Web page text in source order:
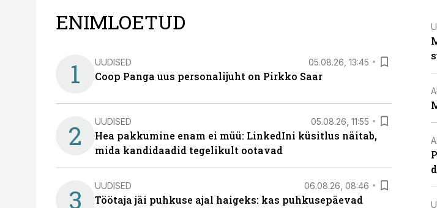
ENIMLOETUD
1 UUDISED 05.08.26, 13:45
Coop Panga uus personalijuht on Pirkko Saar
2 UUDISED 05.08.26, 11:55
Hea pakkumine enam ei müü: LinkedIni küsitlus näitab,
mida kandidaadid tegelikult ootavad
3 UUDISED 06.08.26, 08:46
Töötaja jäi puhkuse ajal haigeks: kas puhkusepäevad